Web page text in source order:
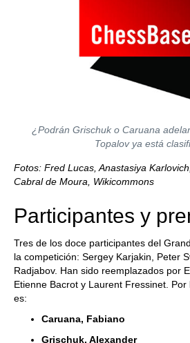
¿Podrán Grischuk o Caruana
Topalov ya está
Fotos: Fred Lucas, Anastasiya
Cabral de Moura, Wikicommons
Participantes y
Tres de los doce participantes del
la competición: Sergey Karjakin, Peter
Radjabov. Han sido reemplazados por
Etienne Bacrot y Laurent Fressinet.
es:
Caruana, Fabiano
Grischuk, Alexander